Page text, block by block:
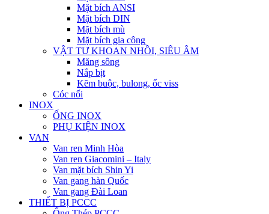
Mặt bích ANSI
Mặt bích DIN
Mặt bích mù
Mặt bích gia công
VẬT TƯ KHOAN NHỒI, SIÊU ÂM
Măng sông
Nắp bịt
Kẽm buộc, bulong, ốc viss
Cóc nối
INOX
ỐNG INOX
PHỤ KIỆN INOX
VAN
Van ren Minh Hòa
Van ren Giacomini – Italy
Van mặt bích Shin Yi
Van gang hàn Quốc
Van gang Đài Loan
THIẾT BỊ PCCC